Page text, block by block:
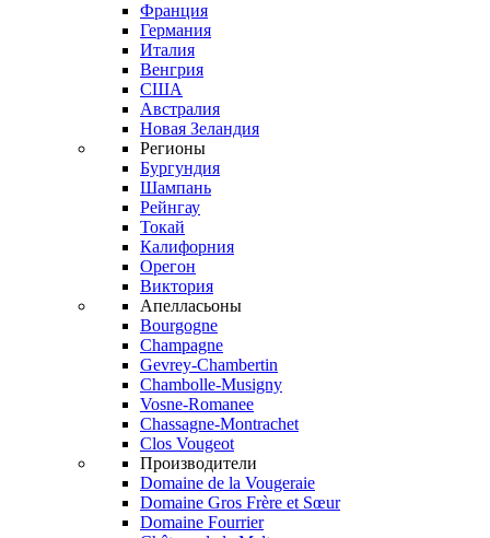
Франция
Германия
Италия
Венгрия
США
Австралия
Новая Зеландия
Регионы
Бургундия
Шампань
Рейнгау
Токай
Калифорния
Орегон
Виктория
Апелласьоны
Bourgogne
Champagne
Gevrey-Chambertin
Chambolle-Musigny
Vosne-Romanee
Chassagne-Montrachet
Clos Vougeot
Производители
Domaine de la Vougeraie
Domaine Gros Frère et Sœur
Domaine Fourrier